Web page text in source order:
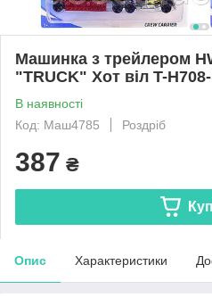
Машинка з трейлером
"TRUCK" Хот віл T-
В наявності
Код: Маш4785
Роздріб
387 ₴
Опис Характеристики